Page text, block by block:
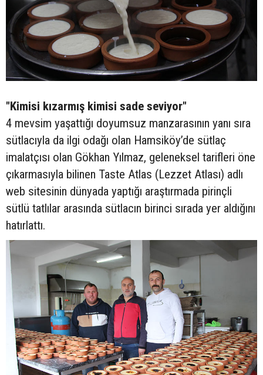
"Kimisi kızarmış kimisi sade seviyor"
4 mevsim yaşattığı doyumsuz manzarasının yanı sıra
sütlacıyla da ilgi odağı olan Hamsiköy’de sütlaç
imalatçısı olan Gökhan Yılmaz, geleneksel tarifleri öne
çıkarmasıyla bilinen Taste Atlas (Lezzet Atlası) adlı
web sitesinin dünyada yaptığı araştırmada pirinçli
sütlü tatlılar arasında sütlacın birinci sırada yer aldığını
hatırlattı.